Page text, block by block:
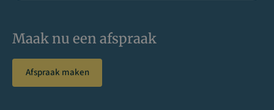
Maak nu een afspraak
Afspraak maken